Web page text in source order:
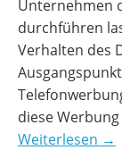
Unternehmen
durchführen
Verhalten des
diese
Weiterlesen →